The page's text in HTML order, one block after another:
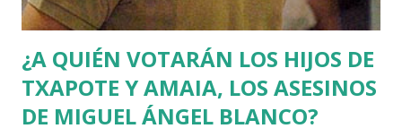
¿A QUIÉN VOTARÁN LOS HIJOS DE
TXAPOTE Y AMAIA, LOS ASESINOS
DE MIGUEL ÁNGEL BLANCO?